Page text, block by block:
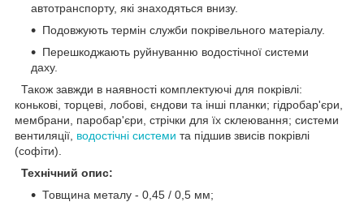
автотранспорту, які знаходяться внизу.
Подовжують термін служби покрівельного матеріалу.
Перешкоджають руйнуванню водостічної системи
даху.
Також завжди в наявності комплектуючі для покрівлі:
конькові, торцеві, лобові, єндови та інші планки; гідробар'єри,
мембрани, паробар'єри, стрічки для їх склеювання; системи
вентиляції, водостічні системи та підшив звисів покрівлі
(софіти).
Технічний опис:
Товщина металу - 0,45 / 0,5 мм;